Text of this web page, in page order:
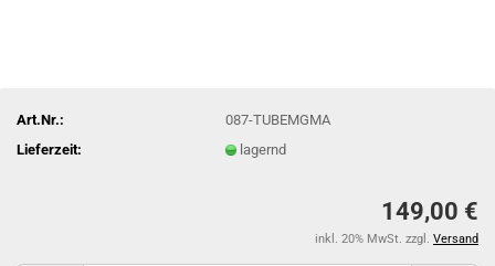
Art.Nr.:
087-TUBEMGMA
Lieferzeit:
lagernd
149,00 €
inkl. 20% MwSt. zzgl. Versand